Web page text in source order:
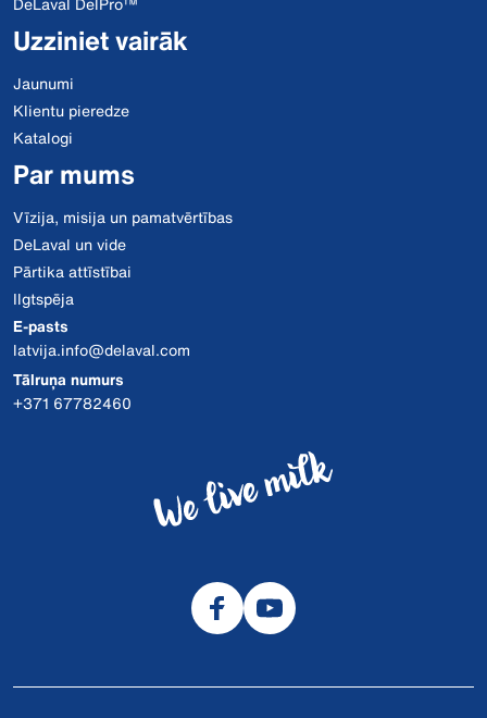
Uzziniet vairāk
Jaunumi
Klientu pieredze
Katalogi
Par mums
Vīzija, misija un pamatvērtības
DeLaval un vide
Pārtika attīstībai
Ilgtspēja
E-pasts
latvija.info@delaval.com
Tālruņa numurs
+371 67782460